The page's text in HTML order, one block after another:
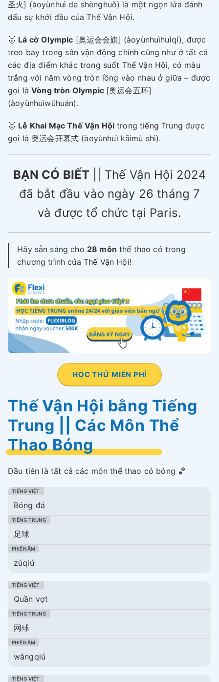
圣火] (àoyùnhuì de shènghuǒ) là một ngọn lửa đánh
dấu sự khởi đầu của Thế Vận Hội.
🥇 Lá cờ Olympic [奥运会会旗] (àoyùnhuìhuìqí), được
treo bay trong sân vận động chính cũng như ở tất cả
các địa điểm khác trong suốt Thế Vận Hội, có màu
trắng với năm vòng tròn lồng vào nhau ở giữa – được
gọi làVòng tròn Olympic [奥运会五环]
(àoyùnhuìwǔhuán).
🥇 Lễ Khai Mạc Thế Vận Hội trong tiếng Trung được
gọi là 奥运会开幕式 (àoyùnhuì kāimù shì).
BẠN CÓ BIẾT || Thế Vận Hội 2024
đã bắt đầu vào ngày 26 tháng 7
và được tổ chức tại Paris.
Hãy sẵn sàng cho 28 môn thể thao có trong
chương trình của Thế Vận Hội!
HỌC THỬ MIỄN PHÍ
Thế Vận Hội bằng Tiếng
Trung || Các Môn Thể
Thao Bóng
Đầu tiên là tất cả các môn thể thao có bóng 🏀
Bóng đá
足球
zúqiú
Quần vợt
网球
wǎngqiú